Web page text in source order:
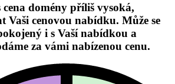
domény příliš vysoká,
Vaši cenovou nabídku. Může se
i s Vaší nabídkou a
za vámi nabízenou cenu.